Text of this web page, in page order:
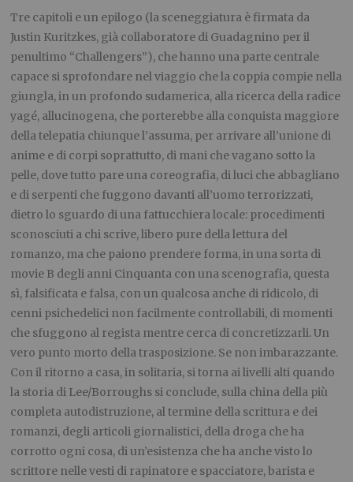
Tre capitoli e un epilogo (la sceneggiatura è firmata da
Justin Kuritzkes, già collaboratore di Guadagnino per il
penultimo “Challengers”), che hanno una parte centrale
capace si sprofondare nel viaggio che la coppia compie nella
giungla, in un profondo sudamerica, alla ricerca della radice
yagé, allucinogena, che porterebbe alla conquista maggiore
della telepatia chiunque l’assuma, per arrivare all’unione di
anime e di corpi soprattutto, di mani che vagano sotto la
pelle, dove tutto pare una coreografia, di luci che abbagliano
e di serpenti che fuggono davanti all’uomo terrorizzati,
dietro lo sguardo di una fattucchiera locale: procedimenti
sconosciuti a chi scrive, libero pure della lettura del
romanzo, ma che paiono prendere forma, in una sorta di
movie B degli anni Cinquanta con una scenografia, questa
sì, falsificata e falsa, con un qualcosa anche di ridicolo, di
cenni psichedelici non facilmente controllabili, di momenti
che sfuggono al regista mentre cerca di concretizzarli. Un
vero punto morto della trasposizione. Se non imbarazzante.
Con il ritorno a casa, in solitaria, si torna ai livelli alti quando
la storia di Lee/Borroughs si conclude, sulla china della più
completa autodistruzione, al termine della scrittura e dei
romanzi, degli articoli giornalistici, della droga che ha
corrotto ogni cosa, di un’esistenza che ha anche visto lo
scrittore nelle vesti di rapinatore e spacciatore, barista e